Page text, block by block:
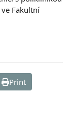
Fakultní
Print